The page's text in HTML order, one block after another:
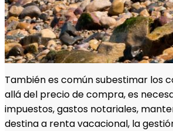
También es común subestimar los
allá del precio de compra, es
impuestos, gastos notariales,
destina a renta vacacional, la